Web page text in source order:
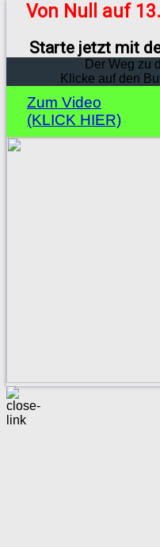
Von Null auf
Starte jetzt mit
Der Weg zu
Klicke auf den
Zum Video
(KLICK HIER)